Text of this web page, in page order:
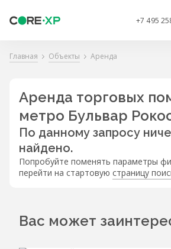
+7 495
Главная Объекты Аренда
Аренда торговых
метро Бульвар
По данному запросу
найдено.
Попробуйте поменять параметры
перейти на стартовую страницу
Вас может